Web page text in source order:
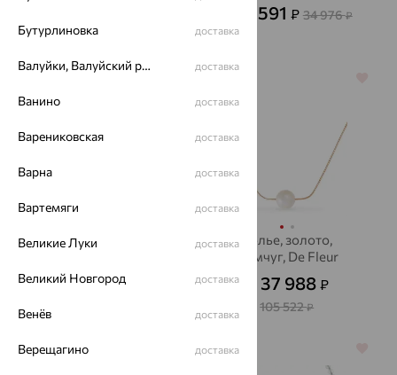
291 915
12 591 ₽ 34 976₽
Колье, золото,
от 21 540₽ 59 834
Колье, золото,
жемчуг, De Fleur
37 988 ₽
105 522₽
64% 64%
Бутурлиновка доставка
Валуйки, Валуйский район доставка
Ванино доставка
Варениковская доставка
Варна доставка
Вартемяги доставка
Великие Луки доставка
Великий Новгород доставка
Венёв доставка
Верещагино доставка